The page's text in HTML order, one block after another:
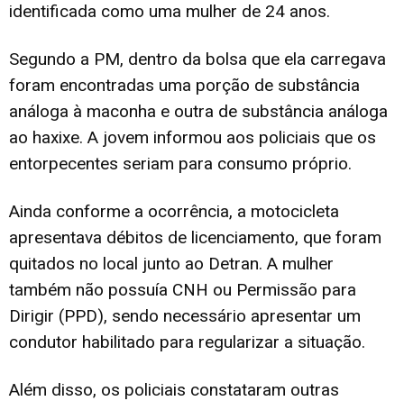
identificada como uma mulher de 24 anos.
Segundo a PM, dentro da bolsa que ela carregava
foram encontradas uma porção de substância
análoga à maconha e outra de substância análoga
ao haxixe. A jovem informou aos policiais que os
entorpecentes seriam para consumo próprio.
Ainda conforme a ocorrência, a motocicleta
apresentava débitos de licenciamento, que foram
quitados no local junto ao Detran. A mulher
também não possuía CNH ou Permissão para
Dirigir (PPD), sendo necessário apresentar um
condutor habilitado para regularizar a situação.
Além disso, os policiais constataram outras